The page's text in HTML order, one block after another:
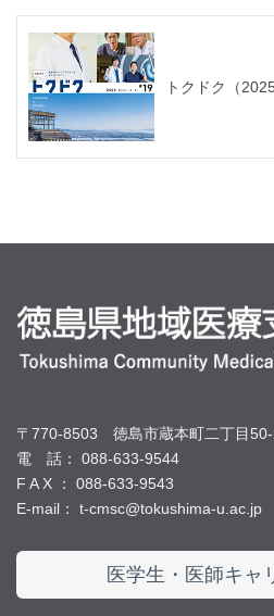
トクドク（
〒770-8503 徳島市蔵本町二丁目50-
電 話： 088-633-9544
F A X ： 088-633-9543
E-mail： t-cmsc@tokushima-u.ac.jp
医学生・医師キャ